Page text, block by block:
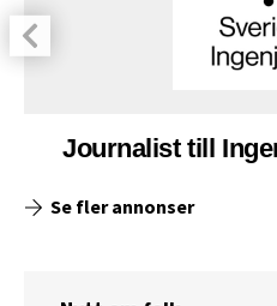
Journalist till
Se fler annonser